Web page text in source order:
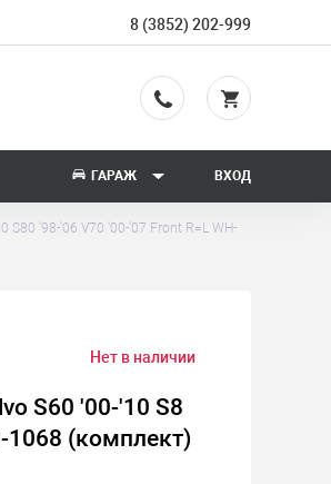
8 (3852) 202-999
ГАРАЖ ВХОД
'98-'06 V70 '00-'07 Front R=L WH-
Нет в наличии
S60 '00-'10 S8
1068 (комплект)